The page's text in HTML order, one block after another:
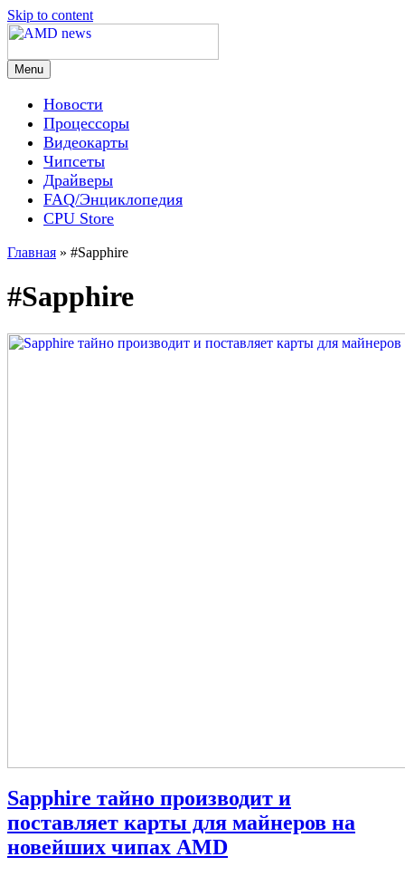
Skip to content
AMD news
Menu
Новости
Процессоры
Видеокарты
Чипсеты
Драйверы
FAQ/Энциклопедия
CPU Store
Главная » #Sapphire
#Sapphire
Sapphire тайно производит и
поставляет карты для майнеров на
новейших чипах AMD